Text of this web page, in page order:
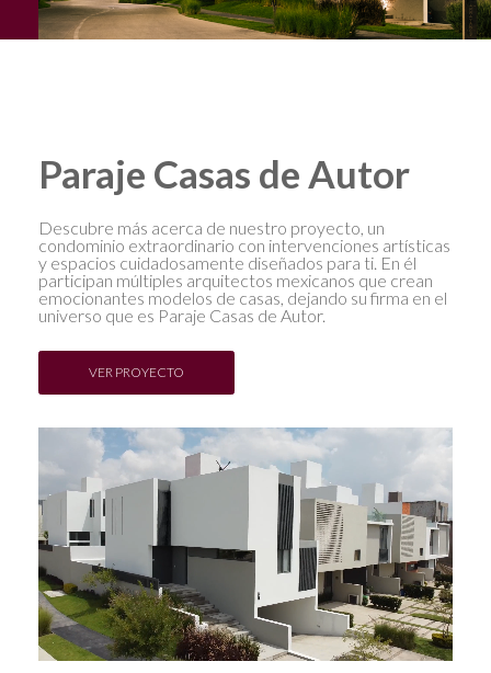
Paraje Casas de Autor
Descubre más acerca de nuestro proyecto, un
condominio extraordinario con intervenciones artísticas
y espacios cuidadosamente diseñados para ti. En él
participan múltiples arquitectos mexicanos que crean
emocionantes modelos de casas, dejando su firma en el
universo que es Paraje Casas de Autor.
VER PROYECTO